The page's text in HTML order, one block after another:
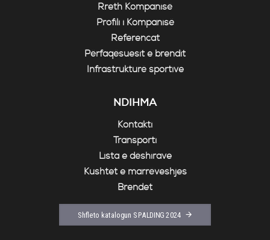
Rreth Kompanisë
Profili i Kompanisë
Referencat
Përfaqësuesit e brendit
Infrastrukturë sportive
NDIHMA
Kontakti
Transporti
Lista e dëshirave
Kushtet e marrëveshjes
Brendet
Shfleto katalogun SPALDING 2024